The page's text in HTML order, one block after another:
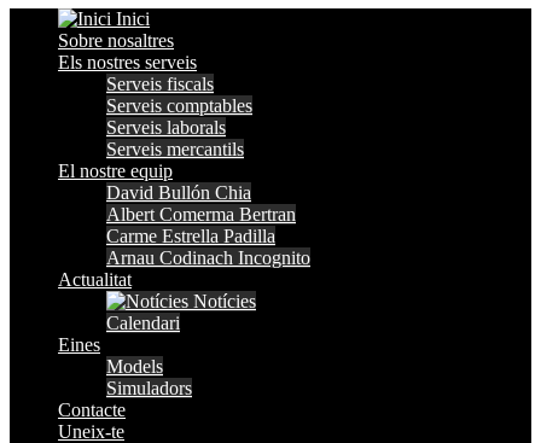
Inici
Sobre nosaltres
Els nostres serveis
Serveis fiscals
Serveis comptables
Serveis laborals
Serveis mercantils
El nostre equip
David Bullón Chia
Albert Comerma Bertran
Carme Estrella Padilla
Arnau Codinach Incognito
Actualitat
Notícies
Calendari
Eines
Models
Simuladors
Contacte
Uneix-te